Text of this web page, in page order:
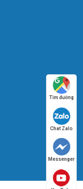
Tìm đường
Chat Zalo
Messenger